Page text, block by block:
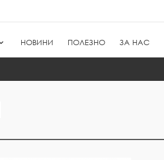
НОВИНИ ПОЛЕЗНО ЗА НАС